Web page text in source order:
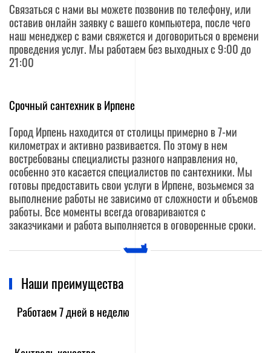
Связаться с нами вы можете позвонив по телефону, или
оставив онлайн заявку с вашего компьютера, после чего
наш менеджер с вами свяжется и договориться о времени
проведения услуг. Мы работаем без выходных с 9:00 до
21:00
Срочный сантехник в Ирпене
Город Ирпень находится от столицы примерно в 7-ми
километрах и активно развивается. По этому в нем
востребованы специалисты разного направления но,
особенно это касается специалистов по сантехники. Мы
готовы предоставить свои услуги в Ирпене, возьмемся за
выполнение работы не зависимо от сложности и объемов
работы. Все моменты всегда оговариваются с
заказчиками и работа выполняется в оговоренные сроки.
Наши преимущества
Работаем 7 дней в неделю